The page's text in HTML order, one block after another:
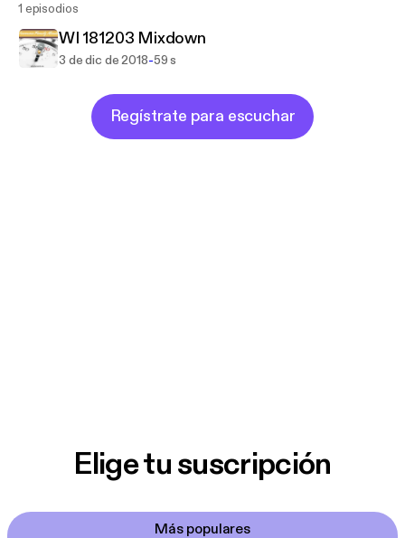
1 episodios
WI 181203 Mixdown
3 de dic de 2018-59 s
Regístrate para escuchar
Elige tu suscripción
Más populares